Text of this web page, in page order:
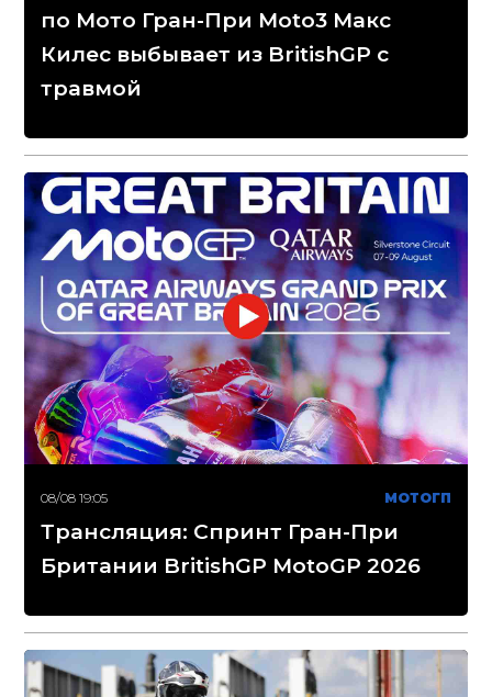
по Мото Гран-При Moto3 Макс
Килес выбывает из BritishGP с
травмой
08/08 19:05 МОТОГП
Трансляция: Спринт Гран-При
Британии BritishGP MotoGP 2026